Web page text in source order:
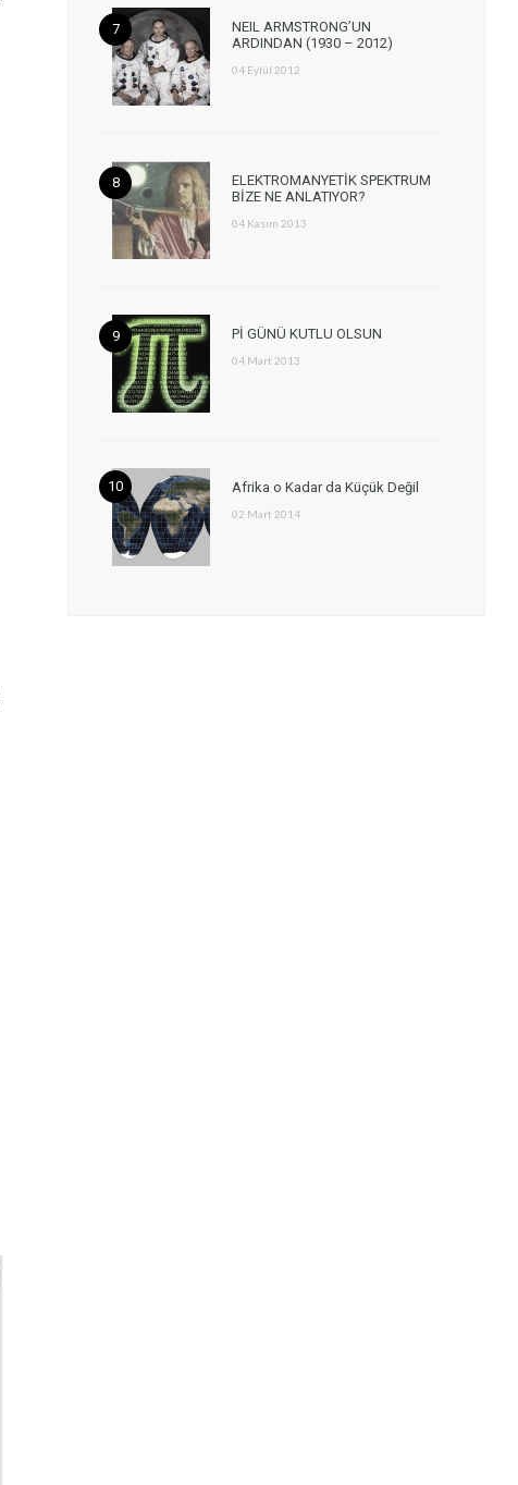
NEIL ARMSTRONG’UN
ARDINDAN (1930 – 2012)
04 Eylül 2012
ELEKTROMANYETİK SPEKTRUM
BİZE NE ANLATIYOR?
04 Kasım 2013
Pİ GÜNÜ KUTLU OLSUN
04 Mart 2013
Afrika o Kadar da Küçük Değil
02 Mart 2014